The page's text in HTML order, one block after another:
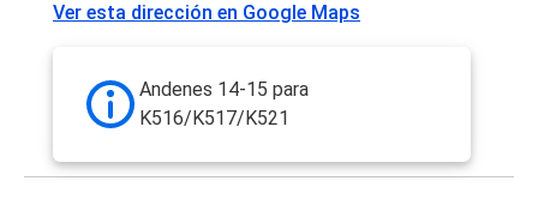
Ver esta dirección en Google Maps
Andenes 14-15 para
K516/K517/K521